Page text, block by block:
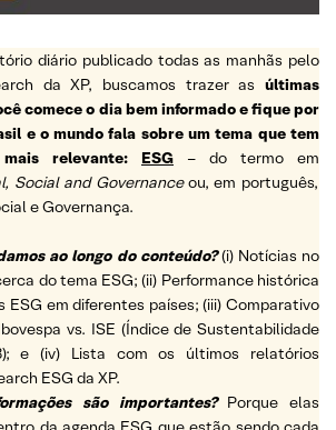
diário publicado todas as manhãs pelo
da XP, buscamos trazer as últimas
comece o dia bem informado e fique por
e o mundo fala sobre um tema que tem
relevante:
ESG
– do termo em
Social and Governanceou, em português,
e Governança.
ao longo do conteúdo? (i) Notícias no
do tema ESG; (ii) Performance histórica
ESG em diferentes países; (iii) Comparativo
vs. ISE (Índice de Sustentabilidade
e (iv) Lista com os últimos relatórios
ESG da XP.
são importantes? Porque elas